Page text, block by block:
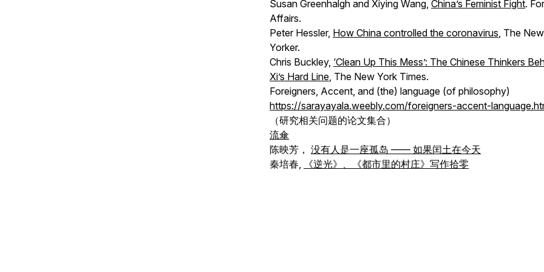
Susan Greenhalgh and Xiying Wang, China’s Feminist Fight.
Affairs.
Peter Hessler, How China controlled the coronavirus, The New
Yorker.
Chris Buckley, ‘Clean Up This Mess’: The Chinese Thinkers
Xi’s Hard Line, The New York Times.
Foreigners, Accent, and (the) language (of philosophy)
https://sarayayala.weebly.com/foreigners-accent-
（研究相关问题的论文集合）
流傘
陈映芳， 没有人是一座孤岛 —— 如果闰土在今天
秦培春,
《逆光》、《都市里的村庄》写作拾零